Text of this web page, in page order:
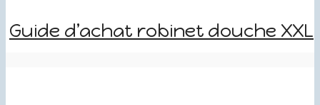
Guide d’achat robinet douche XXL